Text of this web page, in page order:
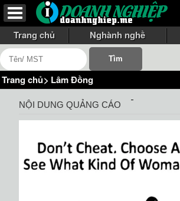
Trang chủ Nghành nghề
Trang chủ> Lâm Đồng